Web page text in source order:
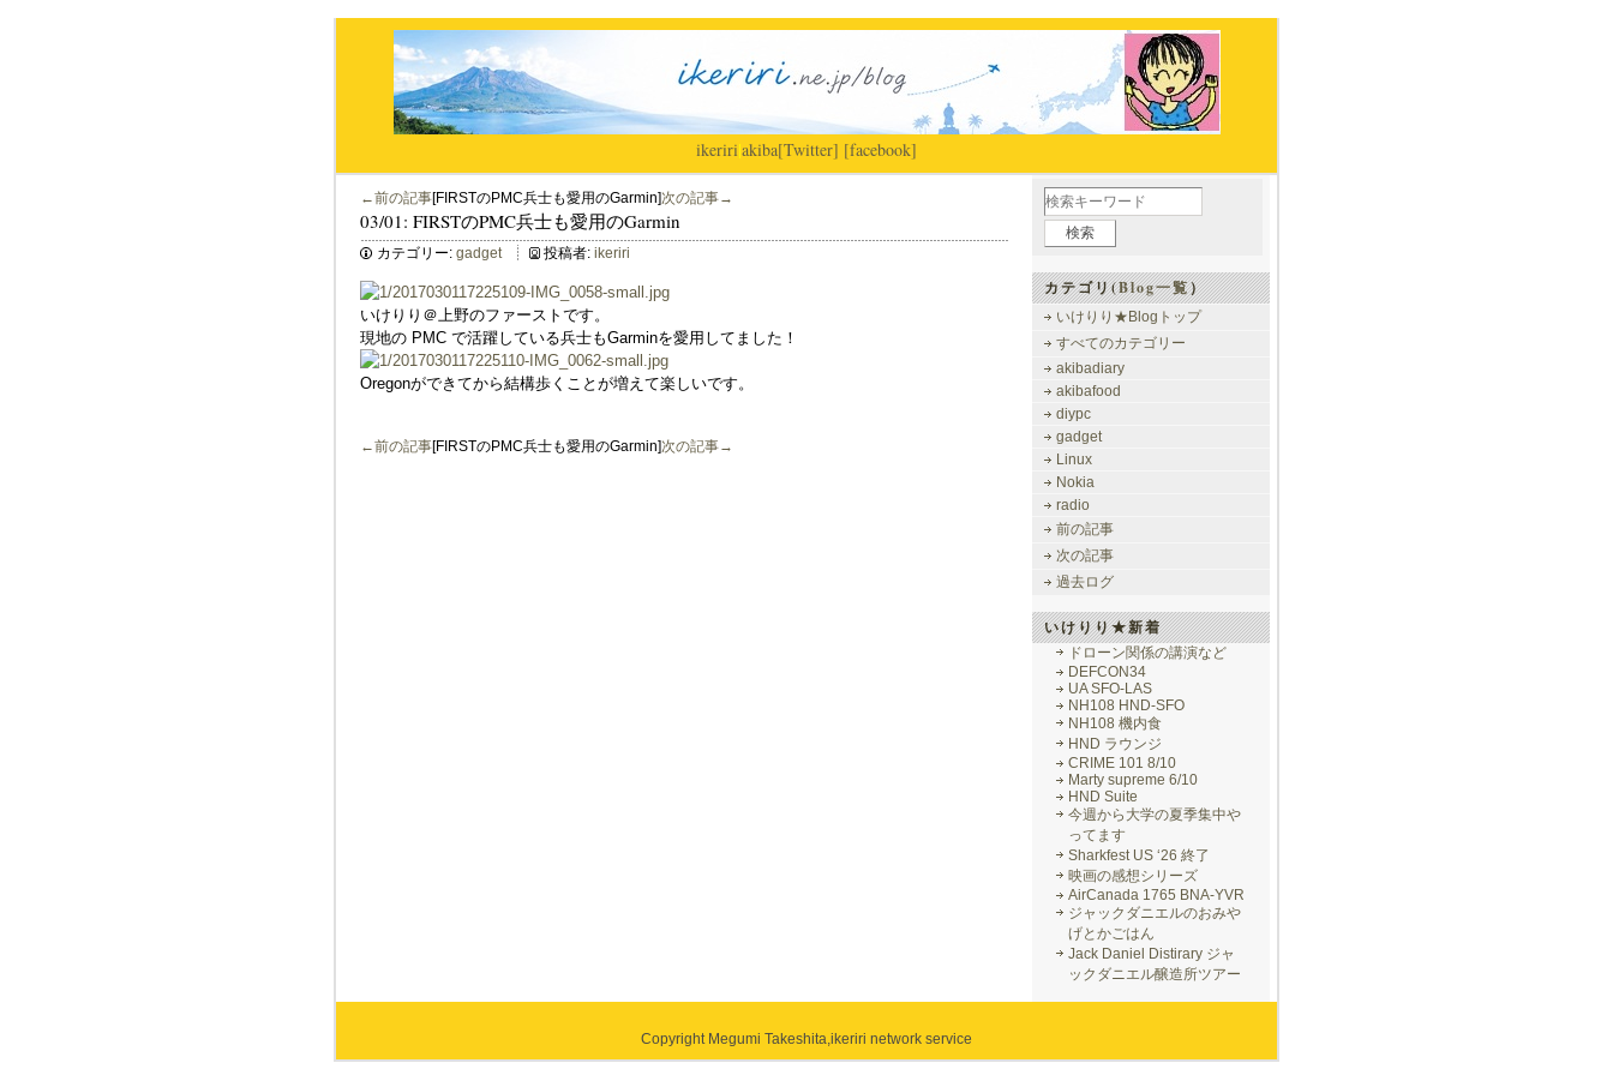
ikeriri|akiba[Twitter] [facebook]
←前の記事[FIRSTのPMC兵士も愛用のGarmin]次の記事→
03/01: FIRSTのPMC兵士も愛用のGarmin
カテゴリー: gadget 投稿者: ikeriri
いけりり＠上野のファーストです。
現地の PMC で活躍している兵士もGarminを愛用してました！
Oregonができてから結構歩くことが増えて楽しいです。
←前の記事[FIRSTのPMC兵士も愛用のGarmin]次の記事→
カテゴリ(Blog一覧）
いけりり★Blogトップ
すべてのカテゴリー
akibadiary
akibafood
diypc
gadget
Linux
Nokia
radio
前の記事
次の記事
過去ログ
いけりり★新着
ドローン関係の講演など
DEFCON34
UA SFO-LAS
NH108 HND-SFO
NH108 機内食
HND ラウンジ
CRIME 101 8/10
Marty supreme 6/10
HND Suite
今週から大学の夏季集中や
ってます
Sharkfest US ‘26 終了
映画の感想シリーズ
AirCanada 1765 BNA-YVR
ジャックダニエルのおみや
げとかごはん
Jack Daniel Distirary ジャ
ックダニエル醸造所ツアー
Copyright Megumi Takeshita,ikeriri network service